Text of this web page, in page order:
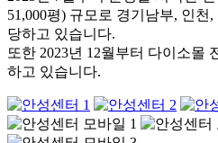
51,000평) 규모로 경기남부, 인
당하고 있습니다.
또한 2023년 12월부터 다이소몰
하고 있습니다.